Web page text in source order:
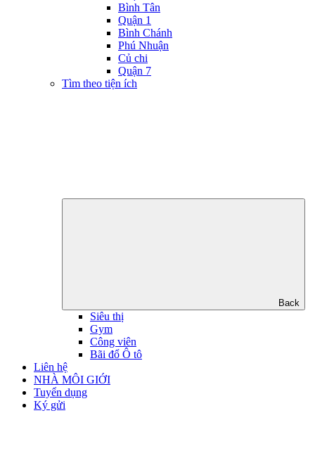
Bình Tân
Quận 1
Bình Chánh
Phú Nhuận
Củ chi
Quận 7
Tìm theo tiện ích
Back
Siêu thị
Gym
Công viên
Bãi đổ Ô tô
Liên hệ
NHÀ MÔI GIỚI
Tuyển dụng
Ký gửi